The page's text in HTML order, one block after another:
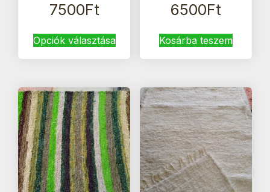
7500Ft
Opciók választásaa
terméknek
van.
A
változatok
a
termékoldalon
választhatók
ki
6500Ft
Kosárba teszem